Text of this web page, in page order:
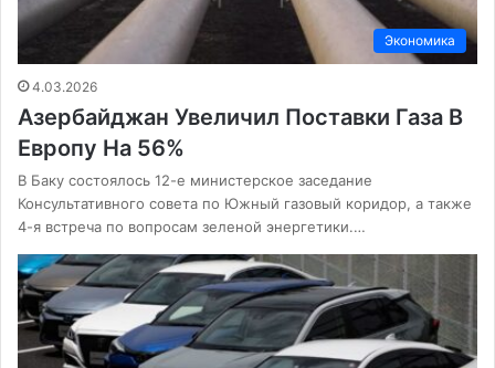
Экономика
4.03.2026
Азербайджан Увеличил Поставки Газа В
Европу На 56%
В Баку состоялось 12-е министерское заседание
Консультативного совета по Южный газовый коридор, а также
4-я встреча по вопросам зеленой энергетики.…